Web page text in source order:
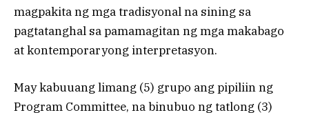
magpakita ng mga tradisyonal na sining sa
pagtatanghal sa pamamagitan ng mga makabago
at kontemporaryong interpretasyon.
May kabuuang limang (5) grupo ang pipiliin ng
Program Committee, na binubuo ng tatlong (3)